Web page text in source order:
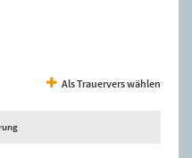
Als Trauervers wählen